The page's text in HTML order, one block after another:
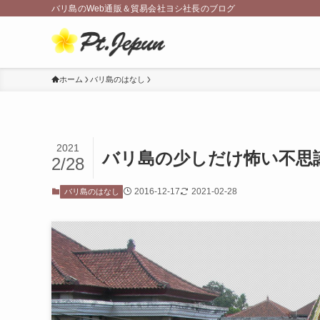
バリ島のWeb通販＆貿易会社ヨシ社長のブログ
ホーム バリ島のはなし
バリ島の少しだけ怖い不思
2021
2/28
バリ島のはなし 2016-12-17 2021-02-28